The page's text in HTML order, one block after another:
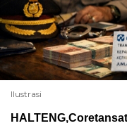
Ilustrasi